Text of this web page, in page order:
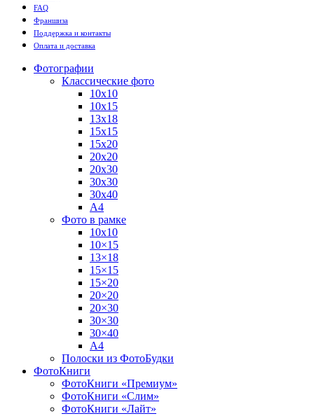
FAQ
Франшиза
Поддержка и контакты
Оплата и доставка
Фотографии
Классические фото
10х10
10х15
13х18
15х15
15х20
20х20
20х30
30х30
30х40
А4
Фото в рамке
10х10
10×15
13×18
15×15
15×20
20×20
20×30
30×30
30×40
A4
Полоски из ФотоБудки
ФотоКниги
ФотоКниги «Премиум»
ФотоКниги «Слим»
ФотоКниги «Лайт»